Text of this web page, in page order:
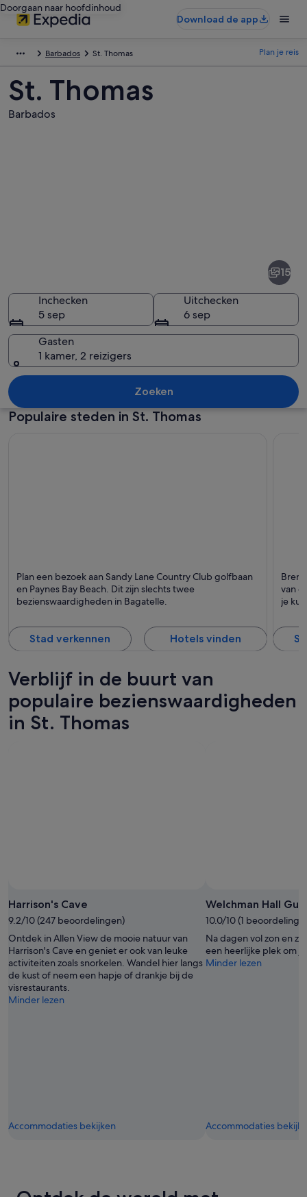
Doorgaan naar hoofdinhoud
Download de app
Barbados St. Thomas Plan je reis
St. Thomas
Barbados
Een dicht tropisch regenwoud met
15
Inchecken
5 sep
Uitchecken
6 sep
Gasten
1 kamer, 2 reizigers
Zoeken
Populaire steden in St. Thomas
Plan een bezoek aan Sandy Lane Country Club golfbaan
en Paynes Bay Beach. Dit zijn slechts twee
bezienswaardigheden in Bagatelle.
Stad verkennen Hotels vinden
van
je
Verblijf in de buurt van
populaire bezienswaardigheden
in St. Thomas
Harrison's Cave
9.2/10 (247 beoordelingen)
Ontdek in Allen View de mooie natuur van
Harrison's Cave en geniet er ook van leuke
activiteiten zoals snorkelen. Wandel hier langs
de kust of neem een hapje of drankje bij de
visrestaurants.
Minder lezen
Accommodaties bekijken
Welchman Hall
10.0/10 (1 beoordeling)
Na dagen vol zon en
een heerlijke plek om
Minder lezen
Accommodaties